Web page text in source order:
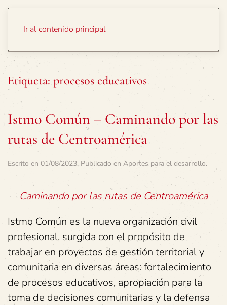
Ir al contenido principal
Etiqueta: procesos educativos
Istmo Común – Caminando por las
rutas de Centroamérica
Escrito en 01/08/2023. Publicado en Aportes para el desarrollo.
Caminando por las rutas de Centroamérica
Istmo Común es la nueva organización civil
profesional, surgida con el propósito de
trabajar en proyectos de gestión territorial y
comunitaria en diversas áreas: fortalecimiento
de procesos educativos, apropiación para la
toma de decisiones comunitarias y la defensa